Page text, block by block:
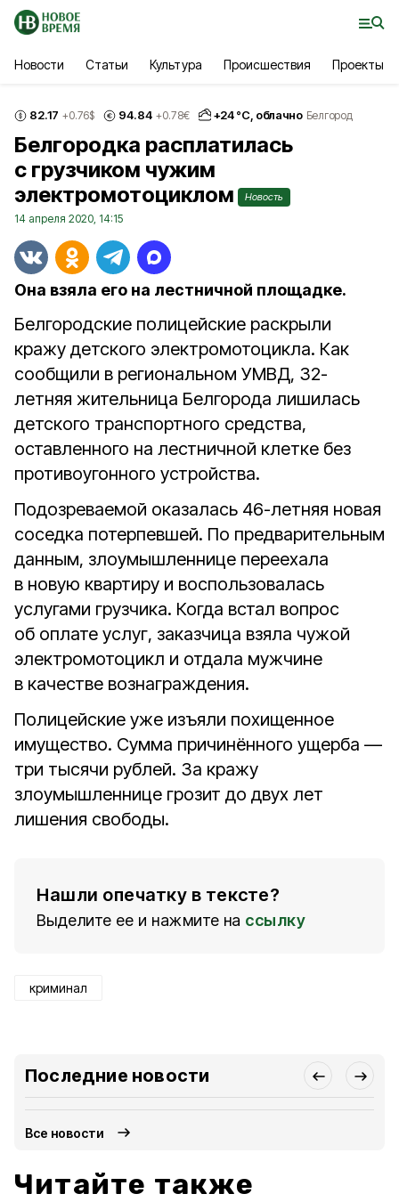
Новости Статьи Культура Происшествия Проекты
82.17 +0.76$ 94.84 +0.78€ +24°С, облачно Белгород
Белгородка расплатилась
с грузчиком чужим
электромотоциклом
Новость
14 апреля 2020, 14:15
Она взяла его на лестничной площадке.
Белгородские полицейские раскрыли
кражу детского электромотоцикла. Как
сообщили в региональном УМВД, 32-
летняя жительница Белгорода лишилась
детского транспортного средства,
оставленного на лестничной клетке без
противоугонного устройства.
Подозреваемой оказалась 46-летняя новая
соседка потерпевшей. По предварительным
данным, злоумышленнице переехала
в новую квартиру и воспользовалась
услугами грузчика. Когда встал вопрос
об оплате услуг, заказчица взяла чужой
электромотоцикл и отдала мужчине
в качестве вознаграждения.
Полицейские уже изъяли похищенное
имущество. Сумма причинённого ущерба —
три тысячи рублей. За кражу
злоумышленнице грозит до двух лет
лишения свободы.
Нашли опечатку в тексте?
Выделите ее и нажмите на ссылку
криминал
Последние новости
Все новости
Читайте также